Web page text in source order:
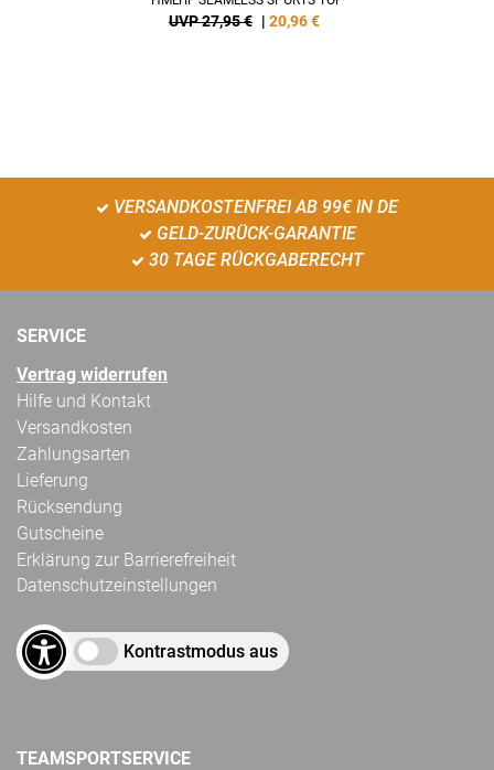
UVP 27,95 € | 20,96€
VERSANDKOSTENFREI AB 99€ IN DE
GELD-ZURÜCK-GARANTIE
30 TAGE RÜCKGABERECHT
SERVICE
Vertrag widerrufen
Hilfe und Kontakt
Versandkosten
Zahlungsarten
Lieferung
Rücksendung
Gutscheine
Erklärung zur Barrierefreiheit
Datenschutzeinstellungen
Kontrastmodus aus
TEAMSPORTSERVICE